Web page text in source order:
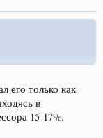
его только как
в
15-17%.